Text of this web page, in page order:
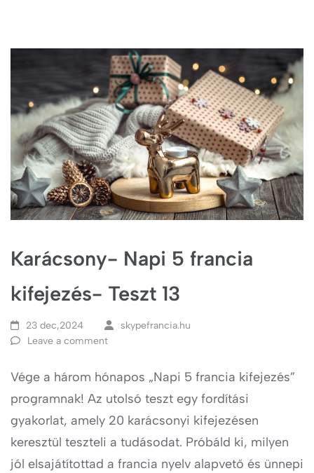
Karácsony- Napi 5 francia
kifejezés- Teszt 13
23 dec,2024
skypefrancia.hu
Leave a comment
Vége a három hónapos „Napi 5 francia kifejezés”
programnak! Az utolsó teszt egy fordítási
gyakorlat, amely 20 karácsonyi kifejezésen
keresztül teszteli a tudásodat. Próbáld ki, milyen
jól elsajátítottad a francia nyelv alapvető és ünnepi